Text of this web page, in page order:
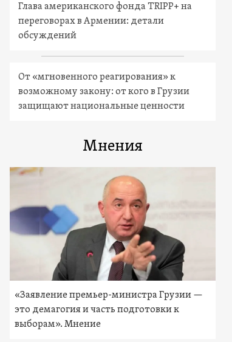
Глава американского фонда TRIPP+ на
переговорах в Армении: детали
обсуждений
От «мгновенного реагирования» к
возможному закону: от кого в Грузии
защищают национальные ценности
Мнения
«Заявление премьер-министра Грузии —
это демагогия и часть подготовки к
выборам». Мнение